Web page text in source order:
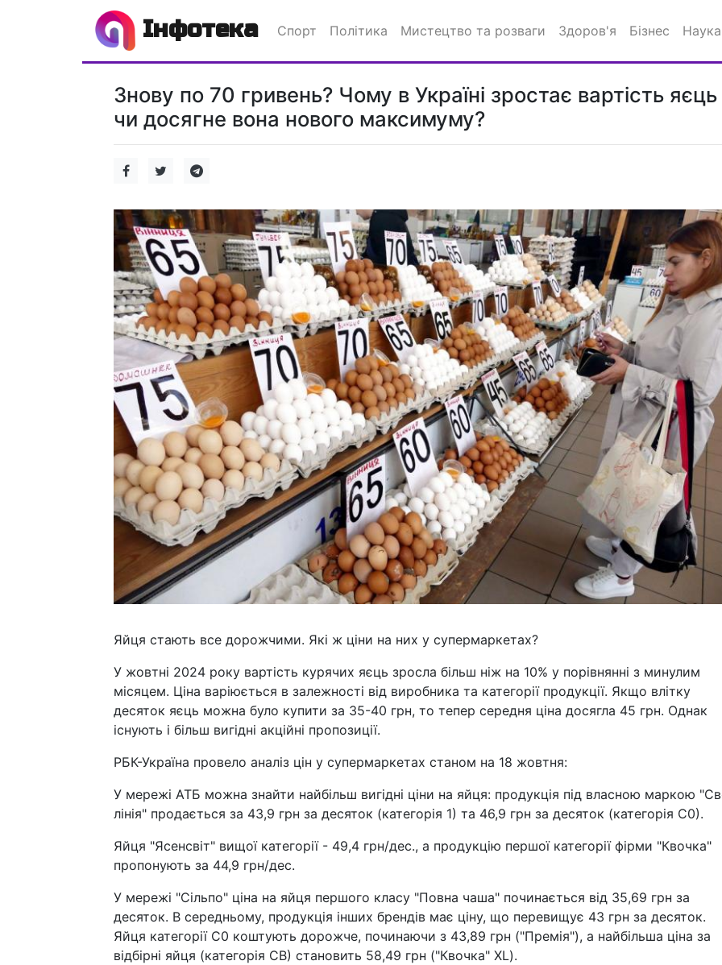
Інфотека Спорт Політика Мистецтво та розваги Здоров'я Бізнес Наука
Знову по 70 гривень? Чому в Україні зростає вартість яєць
чи досягне вона нового максимуму?
Яйця стають все дорожчими. Які ж ціни на них у супермаркетах?
У жовтні 2024 року вартість курячих яєць зросла більш ніж на 10% у порівнянні з минулим
місяцем. Ціна варіюється в залежності від виробника та категорії продукції. Якщо влітку
десяток яєць можна було купити за 35-40 грн, то тепер середня ціна досягла 45 грн. Однак
існують і більш вигідні акційні пропозиції.
РБК-Україна провело аналіз цін у супермаркетах станом на 18 жовтня:
У мережі АТБ можна знайти найбільш вигідні ціни на яйця: продукція під власною маркою
лінія" продається за 43,9 грн за десяток (категорія 1) та 46,9 грн за десяток (категорія С0).
Яйця "Ясенсвіт" вищої категорії - 49,4 грн/дес., а продукцію першої категорії фірми "Квочка"
пропонують за 44,9 грн/дес.
У мережі "Сільпо" ціна на яйця першого класу "Повна чаша" починається від 35,69 грн за
десяток. В середньому, продукція інших брендів має ціну, що перевищує 43 грн за десяток.
Яйця категорії С0 коштують дорожче, починаючи з 43,89 грн ("Премія"), а найбільша ціна за
відбірні яйця (категорія СВ) становить 58,49 грн ("Квочка" XL).